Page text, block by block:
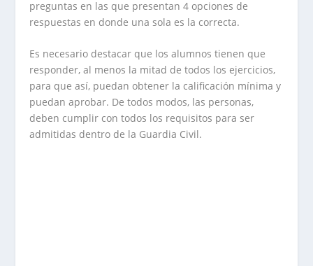
preguntas en las que presentan 4 opciones de
respuestas en donde una sola es la correcta.
Es necesario destacar que los alumnos tienen que
responder, al menos la mitad de todos los ejercicios,
para que así, puedan obtener la calificación mínima y
puedan aprobar. De todos modos, las personas,
deben cumplir con todos los requisitos para ser
admitidas dentro de la Guardia Civil.